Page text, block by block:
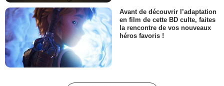
Avant de découvrir l’adaptation
en film de cette BD culte, faites
la rencontre de vos nouveaux
héros favoris !